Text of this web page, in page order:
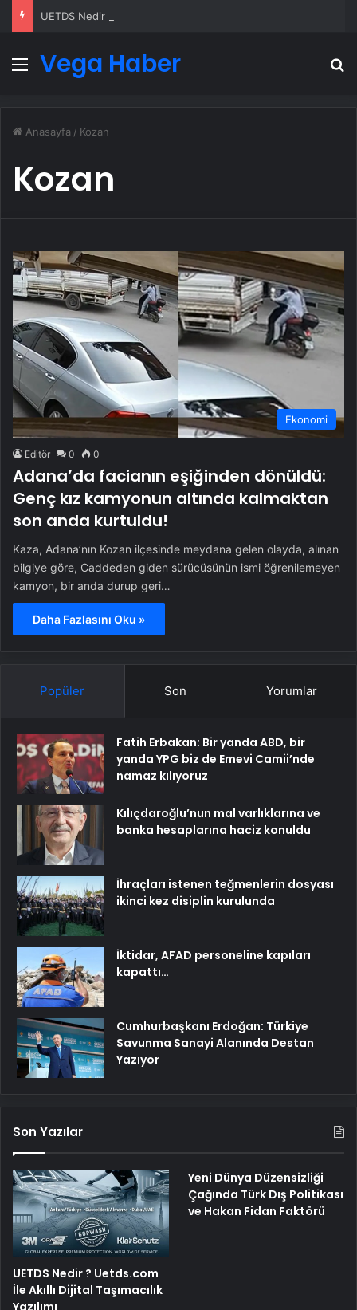
Menü
Vega Haber
Anasayfa / Kozan
Kozan
Ekonomi
Editör 0 0
Adana’da facianın eşiğinden dönüldü:
Genç kız kamyonun altında kalmaktan
son anda kurtuldu!
Kaza, Adana’nın Kozan ilçesinde meydana gelen olayda, alınan
bilgiye göre, Caddeden giden sürücüsünün ismi öğrenilemeyen
kamyon, bir anda durup geri…
Daha Fazlasını Oku »
Popüler Son Yorumlar
Fatih Erbakan: Bir yanda ABD, bir
yanda YPG biz de Emevi Camii’nde
namaz kılıyoruz
Kılıçdaroğlu’nun mal varlıklarına ve
banka hesaplarına haciz konuldu
İhraçları istenen teğmenlerin dosyası
ikinci kez disiplin kurulunda
İktidar, AFAD personeline kapıları
kapattı…
Cumhurbaşkanı Erdoğan: Türkiye
Savunma Sanayi Alanında Destan
Yazıyor
Son Yazılar
UETDS Nedir ? Uetds.com
İle Akıllı Dijital Taşımacılık
Yeni Dünya Düzensizliği
Çağında Türk Dış Politikası
ve Hakan Fidan Faktörü